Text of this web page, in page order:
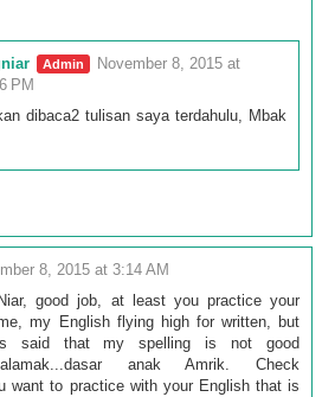
November 8, 2015 at
PM
dibaca2 tulisan saya terdahulu, Mbak
8, 2015 at 3:14 AM
good job, at least you practice your
my English flying high for written, but
said that my spelling is not good
anak Amrik. Check
want to practice with your English that is